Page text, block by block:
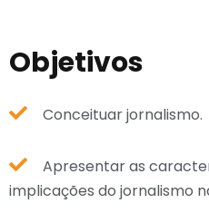
Objetivos
Conceituar jornalismo.
Apresentar as
implicações do jornalismo